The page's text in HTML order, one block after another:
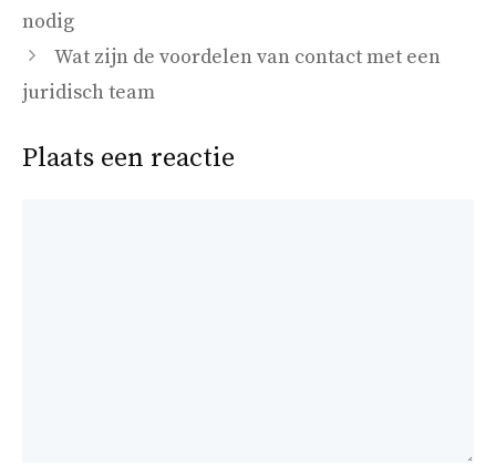
nodig
Wat zijn de voordelen van contact met een
juridisch team
Plaats een reactie